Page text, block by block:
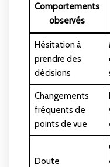
Comportements
observés
Hésitation à
prendre des
décisions
Changements
fréquents de
points de vue
Doute